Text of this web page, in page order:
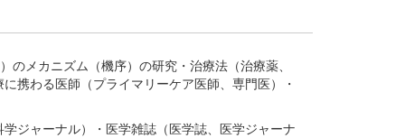
メカニズム（機序）の研究・治療法（治療薬、
携わる医師（プライマリーケア医師、専門医）・
ジャーナル）・医学雑誌（医学誌、医学ジャーナ